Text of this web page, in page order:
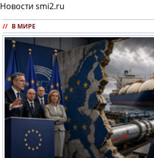
Новости smi2.ru
// В МИРЕ